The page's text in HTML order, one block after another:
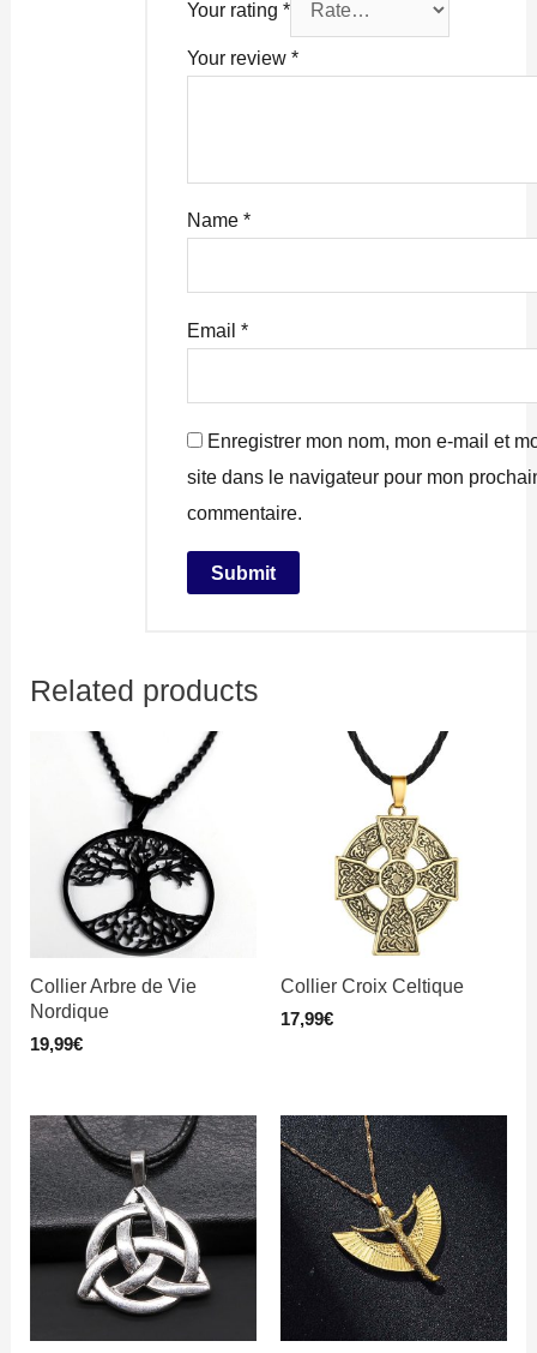
Your rating*
Your review*
Name*
Email*
Enregistrer mon nom, mon e-mail et
site dans le navigateur pour mon
commentaire.
Related products
Collier Arbre de Vie
Nordique
19,99€
Collier Croix Celtique
17,99€